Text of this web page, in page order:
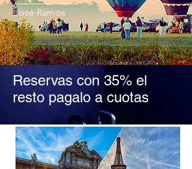
José Ramos
Reservas con 35% el
resto pagalo a cuotas